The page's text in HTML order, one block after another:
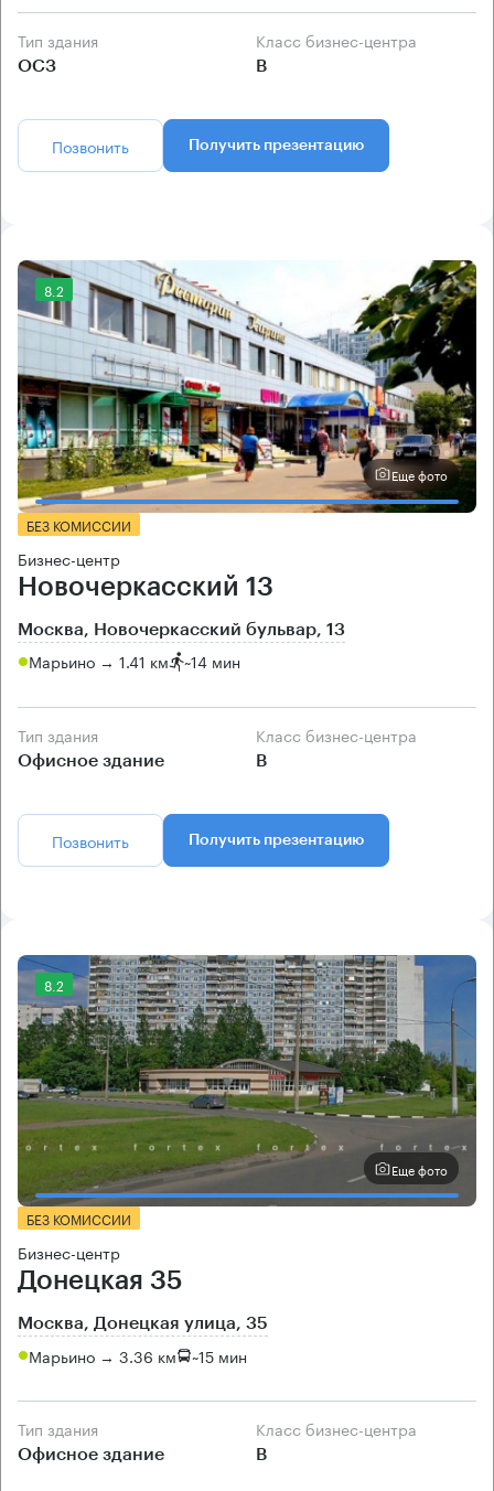
Тип здания
ОСЗ
Класс бизнес-центра
B
Позвонить Получить презентацию
8.2
Еще фото
БЕЗ КОМИССИИ
Бизнес-центр
Новочеркасский 13
Москва, Новочеркасский бульвар, 13
Марьино → 1.41 км ~14 мин
Тип здания
Офисное здание
Класс бизнес-центра
B
Позвонить Получить презентацию
8.2
Еще фото
БЕЗ КОМИССИИ
Бизнес-центр
Донецкая 35
Москва, Донецкая улица, 35
Марьино → 3.36 км ~15 мин
Тип здания
Офисное здание
Класс бизнес-центра
B